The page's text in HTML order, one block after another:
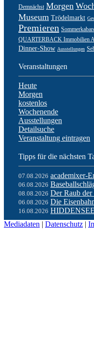
Demnächst Morgen
Museum Trödelmarkt
Premieren
QUARTERBACK Immobilien
Dinner-Show Ausstellungen
Veranstaltungen
Heute
Morgen
kostenlos
Wochenende
Ausstellungen
Detailsuche
Veranstaltung eintragen
Tipps für die nächsten
07.08.2026 academixer-
06.08.2026
08.08.2026 Der Raub der
06.08.2026 Die
16.08.2026 HIDDENSEE
Mediadaten | Datenschutz |